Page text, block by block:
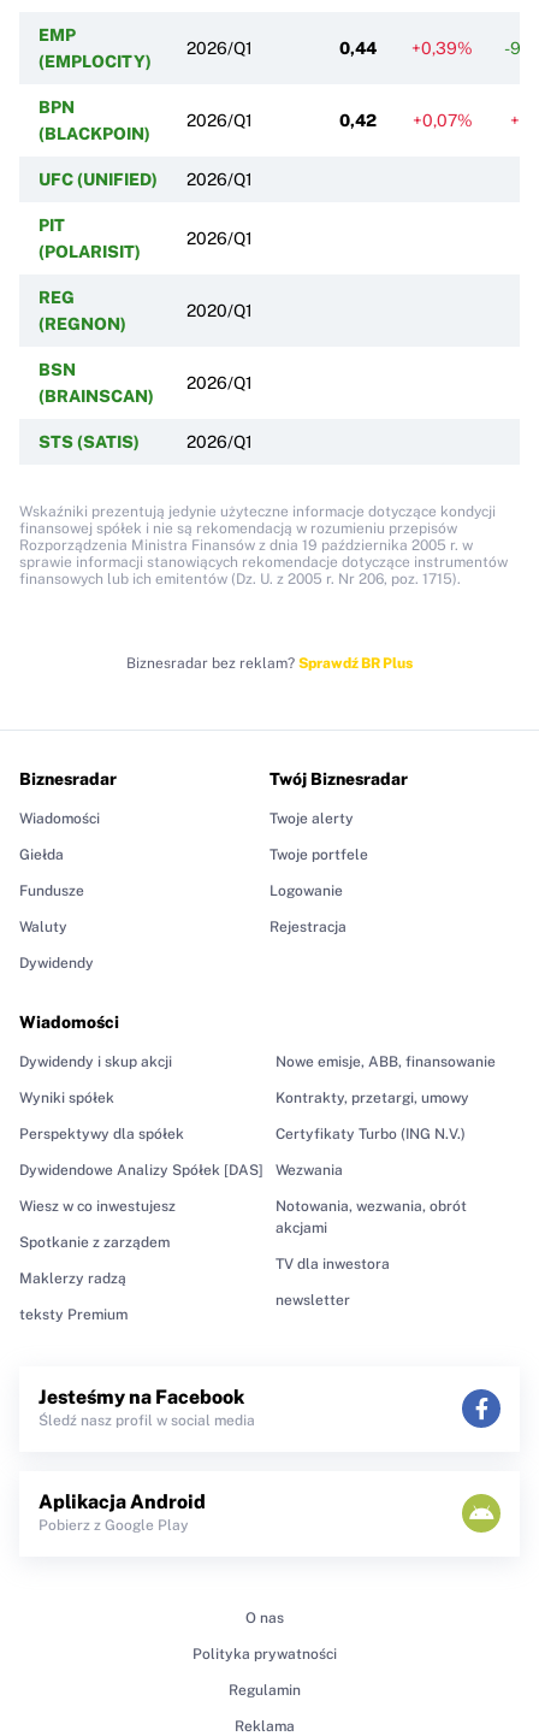
EMP
(EMPLOCITY)
2026/Q1 0,44 +0,39% -
BPN
(BLACKPOIN)
2026/Q1 0,42 +0,07%
UFC (UNIFIED) 2026/Q1
PIT
(POLARISIT)
2026/Q1
REG
(REGNON)
2020/Q1
BSN
(BRAINSCAN)
2026/Q1
STS (SATIS) 2026/Q1
Wskaźniki prezentują jedynie użyteczne informacje dotyczące kondycji
finansowej spółek i nie są rekomendacją w rozumieniu przepisów
Rozporządzenia Ministra Finansów z dnia 19 października 2005 r. w
sprawie informacji stanowiących rekomendacje dotyczące instrumentów
finansowych lub ich emitentów (Dz. U. z 2005 r. Nr 206, poz. 1715).
Biznesradar bez reklam? Sprawdź BR Plus
Biznesradar
Wiadomości
Giełda
Fundusze
Waluty
Dywidendy
Wiadomości
Dywidendy i skup akcji
Wyniki spółek
Perspektywy dla spółek
Dywidendowe Analizy Spółek [DAS]
Wiesz w co inwestujesz
Spotkanie z zarządem
Maklerzy radzą
teksty Premium
Nowe emisje, ABB, finansowanie
Kontrakty, przetargi, umowy
Certyfikaty Turbo (ING N.V.)
Wezwania
Notowania, wezwania, obrót
akcjami
TV dla inwestora
newsletter
Twój Biznesradar
Twoje alerty
Twoje portfele
Logowanie
Rejestracja
Jesteśmy na Facebook
Śledź nasz profil w social media
Aplikacja Android
Pobierz z Google Play
O nas
Polityka prywatności
Regulamin
Reklama